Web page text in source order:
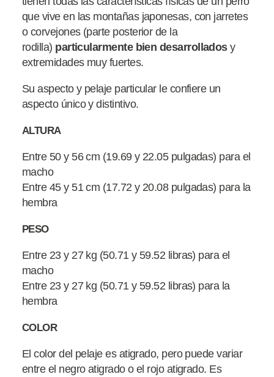
que vive en las montañas japonesas, con jarretes
o corvejones (parte posterior de la
rodilla) particularmente bien desarrolladosy
extremidades muy fuertes.
Su aspecto y pelaje particular le confiere un
aspecto único y distintivo.
ALTURA
Entre 50 y 56 cm (19.69 y 22.05 pulgadas) para el
macho
Entre 45 y 51 cm (17.72 y 20.08 pulgadas) para la
hembra
PESO
Entre 23 y 27 kg (50.71 y 59.52 libras) para el
macho
Entre 23 y 27 kg (50.71 y 59.52 libras) para la
hembra
COLOR
El color del pelaje es atigrado, pero puede variar
entre el negro atigrado o el rojo atigrado. Es